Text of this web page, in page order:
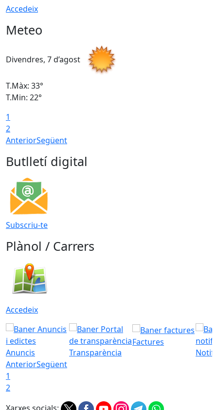
Accedeix
Meteo
Divendres, 7 d’agost
T.Màx: 33°
T.Min: 22°
1
2
AnteriorSegüent
Butlletí digital
Subscriu-te
Plànol / Carrers
Accedeix
Anuncis Transparència
Factures
AnteriorSegüent
1
2